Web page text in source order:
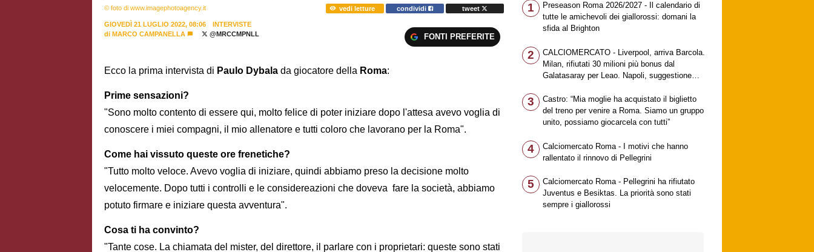
© foto di www.imagephotoagency.it vedi letture condividi tweet
GIOVEDÌ 21 LUGLIO 2022, 08:06
INTERVISTE
di MARCO CAMPANELLA @MRCCMPNLL FONTI PREFERITE
Ecco la prima intervista di Paulo Dybala da giocatore della Roma:
Prime sensazioni?
"Sono molto contento di essere qui, molto felice di poter iniziare dopo l'attesa avevo voglia di
conoscere i miei compagni, il mio allenatore e tutti coloro che lavorano per la Roma".
Come hai vissuto queste ore frenetiche?
"Tutto molto veloce. Avevo voglia di iniziare, quindi abbiamo preso la decisione molto
velocemente. Dopo tutti i controlli e le considereazioni che doveva fare la società, abbiamo
potuto firmare e iniziare questa avventura".
Cosa ti ha convinto?
"Tante cose. La chiamata del mister, del direttore, il parlare con i proprietari: queste sono stati
1
Preseason Roma 2026/2027 - Il calendario di
tutte le amichevoli dei giallorossi: domani la
sfida al Brighton
2
CALCIOMERCATO - Liverpool, arriva Barcola.
Milan, rifiutati 30 milioni più bonus dal
Galatasaray per Leao. Napoli, suggestione
Mastantuono
3
Castro: “Mia moglie ha acquistato il biglietto
del treno per venire a Roma. Siamo un gruppo
unito, possiamo giocarcela con tutti”
4
Calciomercato Roma - I motivi che hanno
rallentato il rinnovo di Pellegrini
5
Calciomercato Roma - Pellegrini ha rifiutato
Juventus e Besiktas. La priorità sono stati
sempre i giallorossi